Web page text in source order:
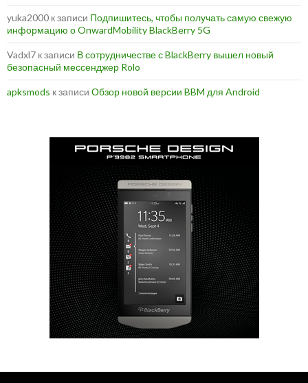
yuka2000 к записи Подпишитесь, чтобы получать самую свежую
информацию о OnwardMobility BlackBerry 5G
Vadxl7 к записи В сотрудничестве с BlackBerry вышел новый
безопасный мессенджер Rolo
apksmods к записи Обзор новой версии BBM для Android